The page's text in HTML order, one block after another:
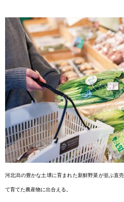
河北潟の豊かな土壌に育まれた新鮮野菜が並ぶ直
て育てた 農産物に出合える。